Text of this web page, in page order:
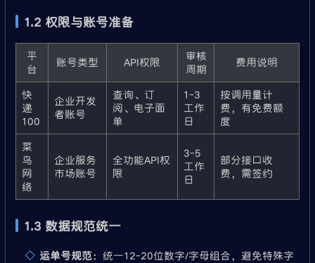
1.2 权限与账号准备
平
台
账号类型 API权限
审核
周期
费用说明
快
递
100
企业开发
者账号
查询、订
阅、电子面
单
1-3
工作
日
按调用量计
费，有免费额
度
菜
鸟
网
络
企业服务
市场账号
全功能API权
限
3-5
工作
日
部分接口收
费，需签约
1.3 数据规范统一
运单号规范：统一12-20位数字/字母组合，避免特殊字